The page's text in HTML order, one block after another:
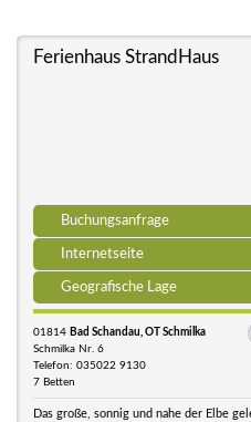
Ferienhaus StrandHaus
Buchungsanfrage
Internetseite
Geografische Lage
01814 Bad Schandau, OT Schmilka
Schmilka Nr. 6
Telefon: 035022 9130
7 Betten
Das große, sonnig und nahe der Elbe